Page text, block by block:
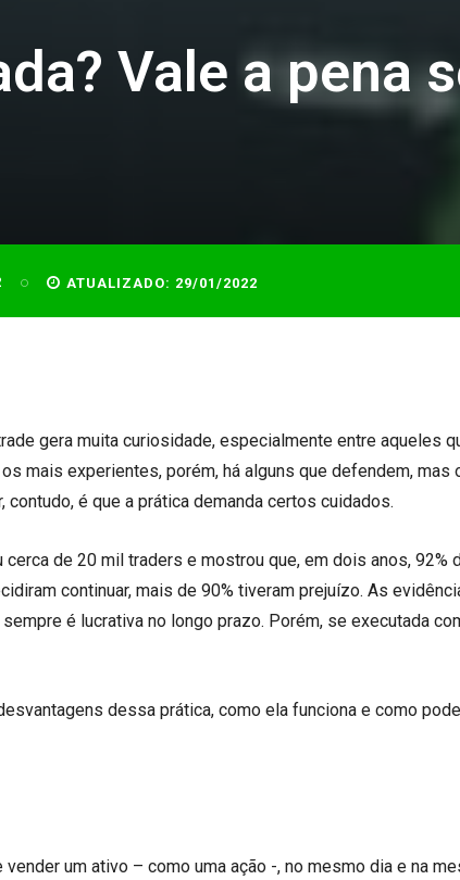
Vale a pena
ATUALIZADO: 29/01/2022
gera muita curiosidade, especialmente entre aqueles
mais experientes, porém, há alguns que defendem, mas
contudo, é que a prática demanda certos cuidados.
cerca de 20 mil traders e mostrou que, em dois anos, 92%
continuar, mais de 90% tiveram prejuízo. As
é lucrativa no longo prazo. Porém, se executada
dessa prática, como ela funciona e como
um ativo – como uma ação -, no mesmo dia e na